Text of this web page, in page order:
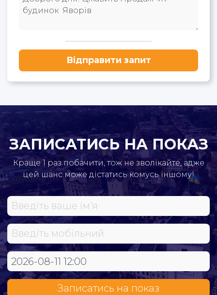
Відправити запит
ЗАПИСАТИСЬ НА ПОКАЗ
Краще 1 раз побачити, тож не зволікайте, адже
цей шанс може дістатись комусь іншому!
Записатись на показ